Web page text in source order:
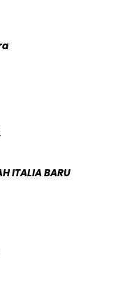
ITALIA BARU